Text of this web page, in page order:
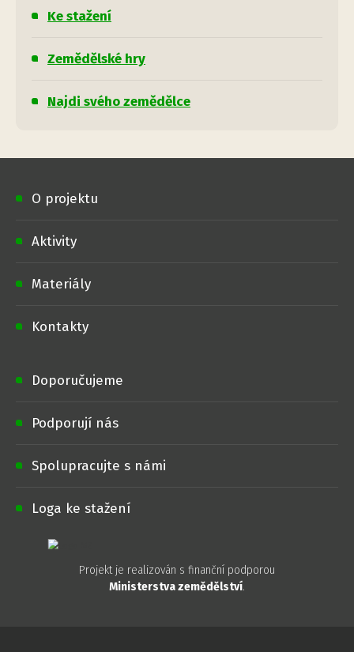
Ke stažení
Zemědělské hry
Najdi svého zemědělce
O projektu
Aktivity
Materiály
Kontakty
Doporučujeme
Podporují nás
Spolupracujte s námi
Loga ke stažení
Projekt je realizován s finanční podporou
Ministerstva zemědělství.